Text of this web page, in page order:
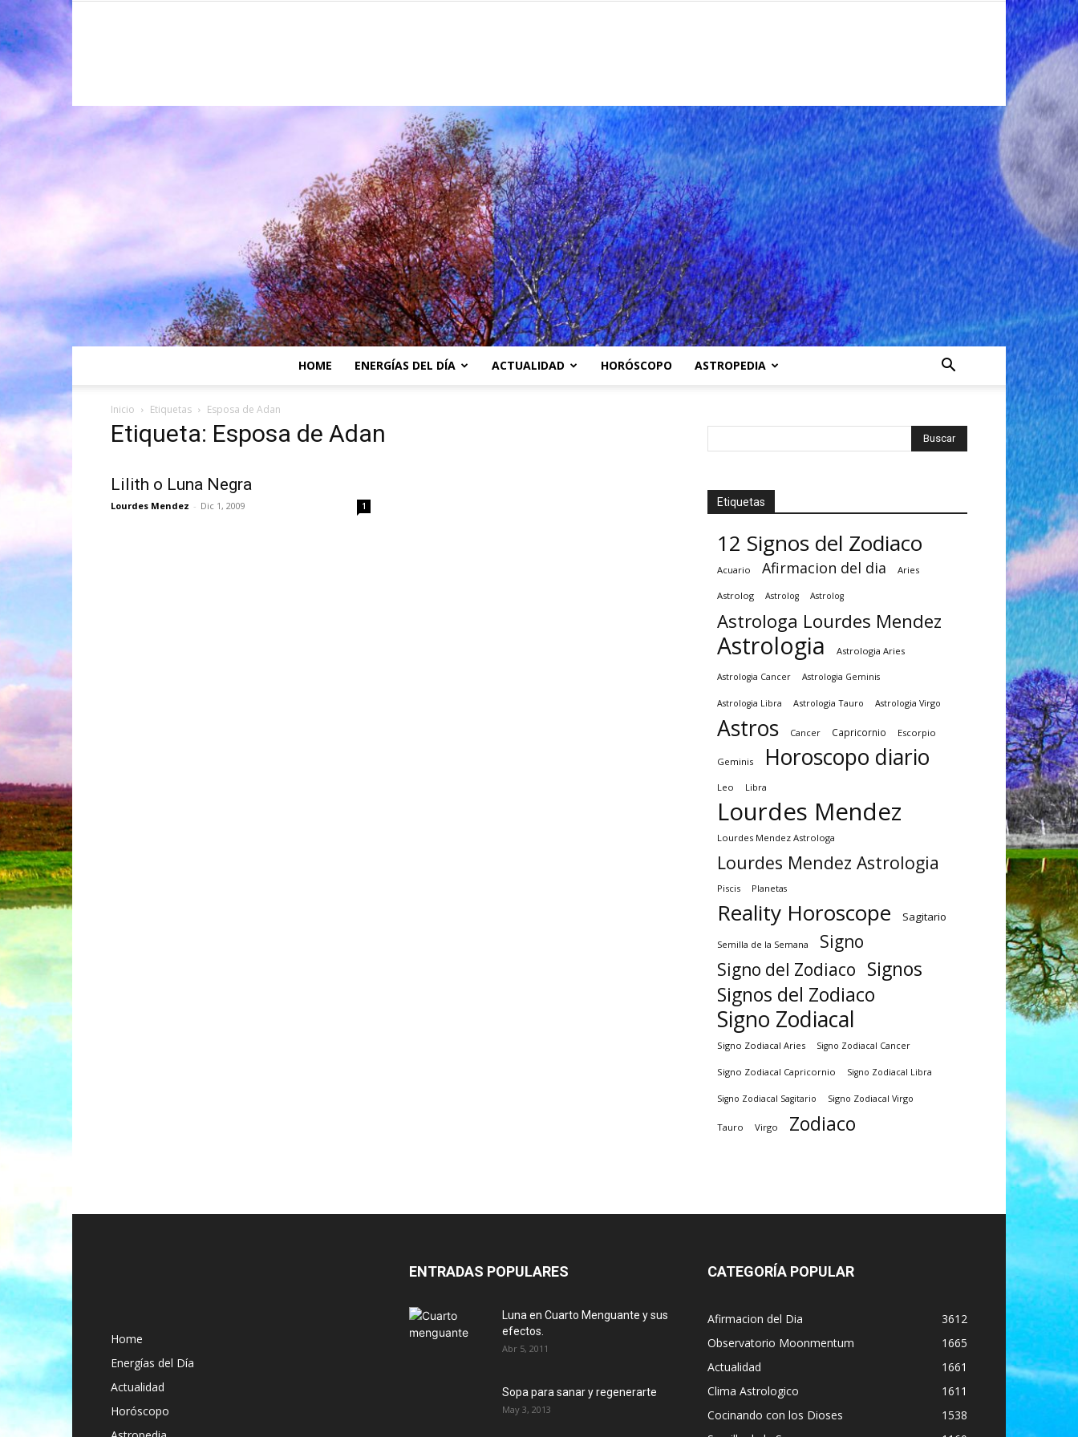
Moonmentum
HOME ENERGÍAS DEL DÍA ACTUALIDAD HORÓSCOPO ASTROPEDIA
Inicio Etiquetas Esposa de Adan
Etiqueta: Esposa de Adan
Lilith o Luna Negra
Lourdes Mendez - Dic 1, 2009 1 Etiquetas
12 Signos del Zodiaco
Acuario Afirmacion del dia Aries
Astrolog Astrolog Astrolog
Astrologa Lourdes Mendez
Astrologia Astrologia Aries
Astrologia Cancer Astrologia Geminis
Astrologia Libra Astrologia Tauro Astrologia Virgo
Astros Cancer Capricornio Escorpio
Geminis Horoscopo diario
Leo Libra
Lourdes Mendez
Lourdes Mendez Astrologa
Lourdes Mendez Astrologia
Piscis Planetas
Reality Horoscope Sagitario
Semilla de la Semana
Signo
Signo del Zodiaco Signos
Signos del Zodiaco
Signo Zodiacal
Signo Zodiacal Aries Signo Zodiacal Cancer
Signo Zodiacal Capricornio Signo Zodiacal Libra
Signo Zodiacal Sagitario Signo Zodiacal Virgo
Tauro Virgo Zodiaco
Home
Energías del Día
Actualidad
Horóscopo
ENTRADAS POPULARES
Luna en Cuarto Menguante y sus
efectos.
Abr 5, 2011
Sopa para sanar y regenerarte
May 3, 2013
CATEGORÍA POPULAR
Afirmacion del Dia
3612
Observatorio Moonmentum
1665
Actualidad
1661
Clima Astrologico
1611
Cocinando con los Dioses
1538